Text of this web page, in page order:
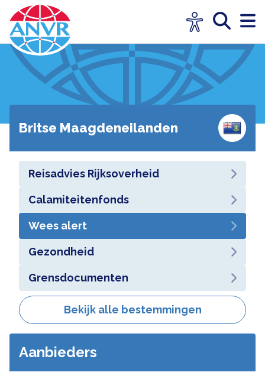
Britse Maagdeneilanden
Reisadvies Rijksoverheid
Calamiteitenfonds
Wees alert
Gezondheid
Grensdocumenten
Bekijk alle bestemmingen
Aanbieders